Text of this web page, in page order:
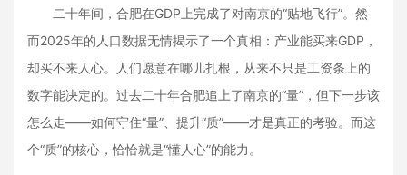
二十年间，合肥在GDP上完成了对南京的“贴地飞行”。然
而2025年的人口数据无情揭示了一个真相：产业能买来GDP，
却买不来人心。人们愿意在哪儿扎根，从来不只是工资条上的
数字能决定的。过去二十年合肥追上了南京的“量”，但下一步该
怎么走——如何守住“量”、提升“质”——才是真正的考验。而这
个“质”的核心，恰恰就是“懂人心”的能力。